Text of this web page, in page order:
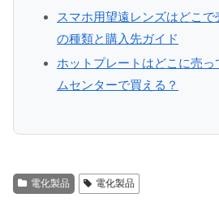
スマホ用望遠レンズはどこ
の種類と購入先ガイド
ホットプレートはどこに売
ムセンターで買える？
電化製品 電化製品